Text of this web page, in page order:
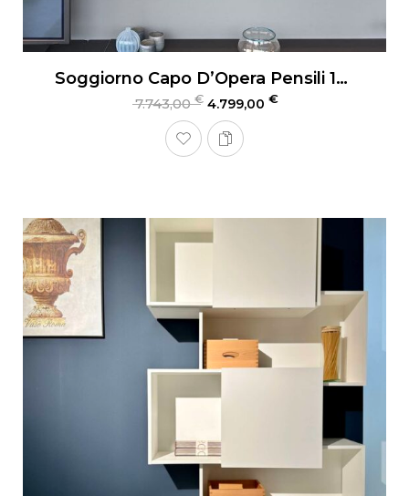
Soggiorno Capo D’Opera Pensili 135
7.743,00€ 4.799,00 €